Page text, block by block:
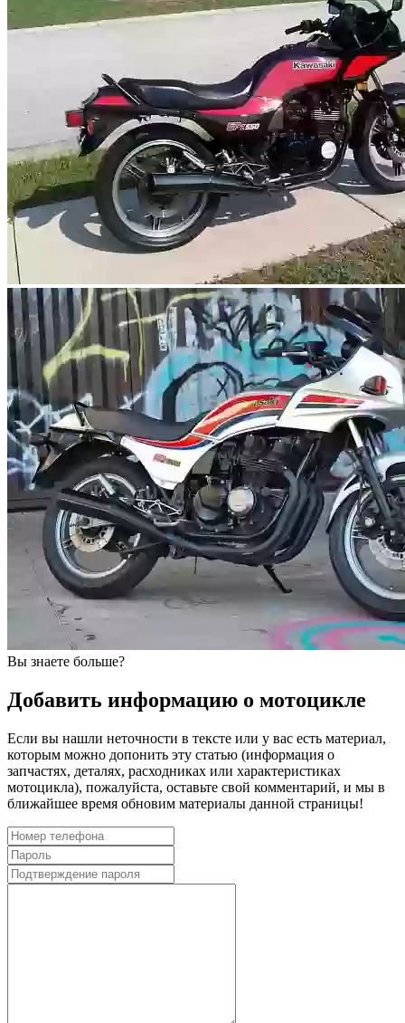
Вы знаете больше?
Добавить информацию о мотоцикле
Если вы нашли неточности в тексте или у вас есть материал,
которым можно допонить эту статью (информация о
запчастях, деталях, расходниках или характеристиках
мотоцикла), пожалуйста, оставьте свой комментарий, и мы в
ближайшее время обновим материалы данной страницы!